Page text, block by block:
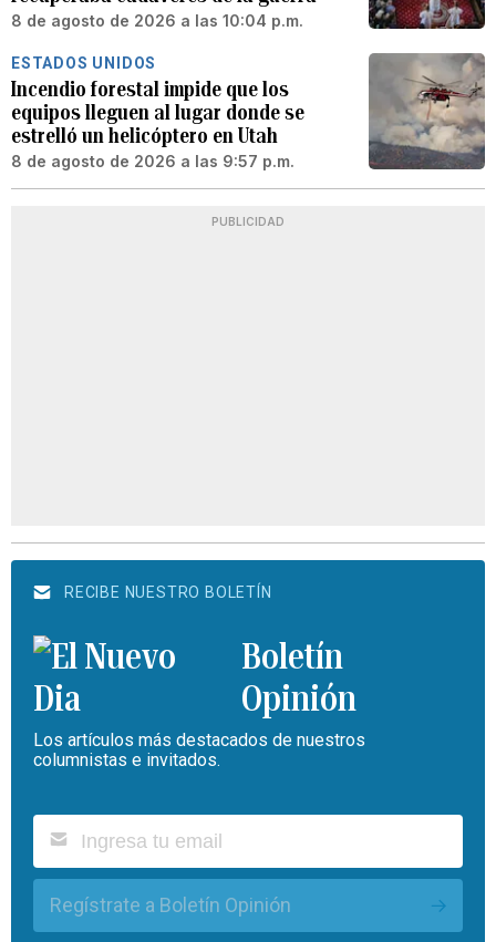
8 de agosto de 2026 a las 10:04 p.m.
ESTADOS UNIDOS
Incendio forestal impide que los
equipos lleguen al lugar donde se
estrelló un helicóptero en Utah
8 de agosto de 2026 a las 9:57 p.m.
PUBLICIDAD
RECIBE NUESTRO BOLETÍN
Boletín
Opinión
Los artículos más destacados de nuestros
columnistas e invitados.
Regístrate a Boletín Opinión